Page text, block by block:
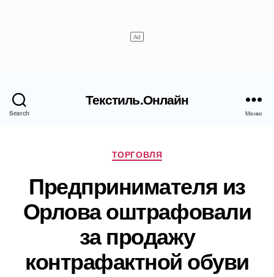
Search
Текстиль.Онлайн
Меню
Рубрики
ТОРГОВЛЯ
Предпринимателя из
Орлова оштрафовали
за продажу
контрафактной обуви